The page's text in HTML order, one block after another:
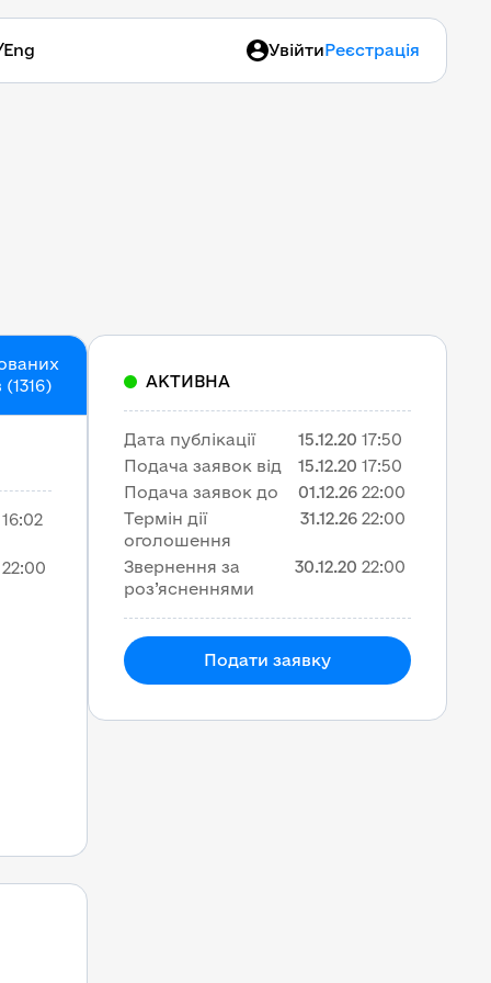
Eng УвійтиРеєстрація
16:02
22:00
АКТИВНА
Дата публікації 15.12.20 17:50
Подача заявок від
15.12.20 17:50
Подача заявок до
01.12.26 22:00
Термін дії
оголошення
31.12.26 22:00
Звернення за
роз’ясненнями
30.12.20 22:00
Подати заявку